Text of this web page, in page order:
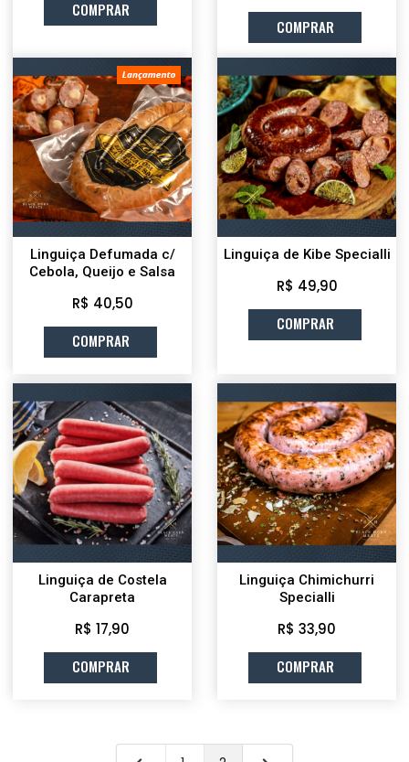
COMPRAR
COMPRAR
Linguiça Defumada c/
Cebola, Queijo e Salsa
R$ 40,50
COMPRAR
Linguiça de Kibe Specialli
R$ 49,90
COMPRAR
Linguiça de Costela
Carapreta
R$ 17,90
COMPRAR
Linguiça Chimichurri
Specialli
R$ 33,90
COMPRAR